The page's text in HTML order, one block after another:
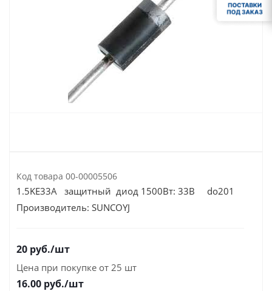
Код товара 00-00005506
1.5KE33A защитный диод 1500Вт: 33B do201
Производитель: SUNCOYJ
20 руб./шт
Цена при покупке от 25 шт
16.00 руб./шт